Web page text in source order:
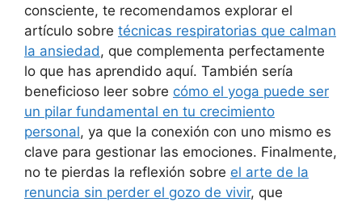
consciente, te recomendamos explorar el
artículo sobre técnicas respiratorias que calman
la ansiedad, que complementa perfectamente
lo que has aprendido aquí. También sería
beneficioso leer sobre cómo el yoga puede ser
un pilar fundamental en tu crecimiento
personal, ya que la conexión con uno mismo es
clave para gestionar las emociones. Finalmente,
no te pierdas la reflexión sobre el arte de la
renuncia sin perder el gozo de vivir, que